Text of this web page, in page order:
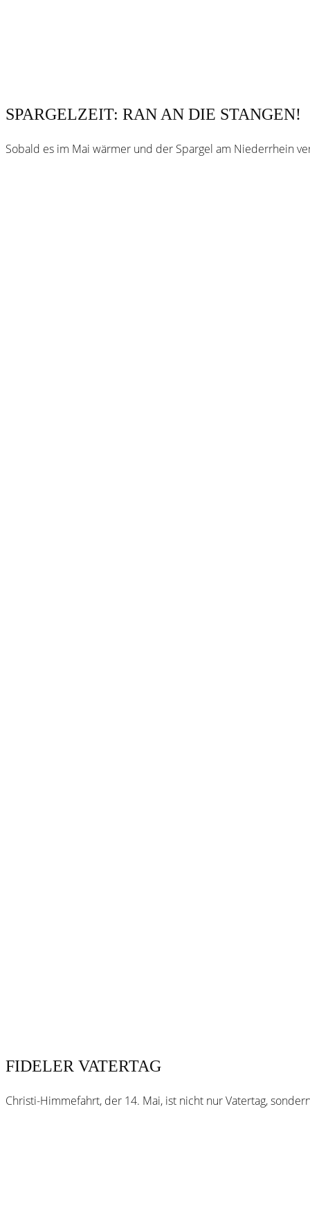
SPARGELZEIT: RAN AN DIE STANGEN!
Sobald es im Mai wärmer und der Spargel am Niederrhein
FIDELER VATERTAG
Christi-Himmefahrt, der 14. Mai, ist nicht nur Vatertag,